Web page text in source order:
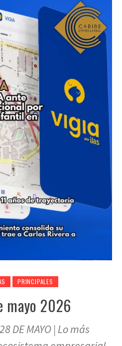
PRINCIPALES
mayo 2026
DE MAYO | Lo más